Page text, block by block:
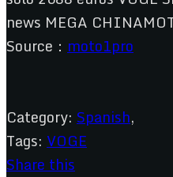
Source： moto1pro
Category: Spanish,
Tags: VOGE
Share this